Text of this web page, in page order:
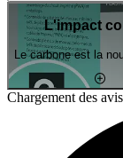
L'impact
Le carbone est la
Chargement des